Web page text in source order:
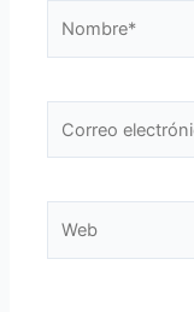
electrónico*